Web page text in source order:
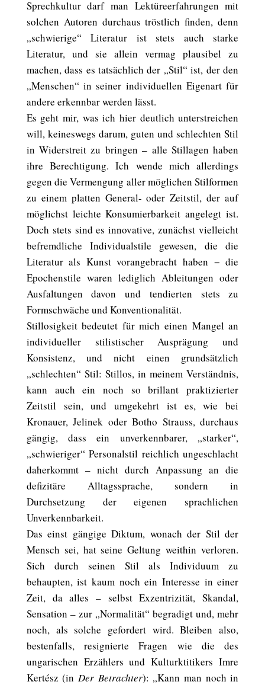
Sprechkultur darf man Lektüreerfahrungen mit
solchen Autoren durchaus tröstlich finden, denn
„schwierige“ Literatur ist stets auch starke
Literatur, und sie allein vermag plausibel zu
machen, dass es tatsächlich der „Stil“ ist, der den
„Menschen“ in seiner individuellen Eigenart für
andere erkennbar werden lässt.
Es geht mir, was ich hier deutlich unterstreichen
will, keineswegs darum, guten und schlechten Stil
in Widerstreit zu bringen – alle Stillagen haben
ihre Berechtigung. Ich wende mich allerdings
gegen die Vermengung aller möglichen Stilformen
zu einem platten General- oder Zeitstil, der auf
möglichst leichte Konsumierbarkeit angelegt ist.
Doch stets sind es innovative, zunächst vielleicht
befremdliche Individualstile gewesen, die die
Literatur als Kunst vorangebracht haben − die
Epochenstile waren lediglich Ableitungen oder
Ausfaltungen davon und tendierten stets zu
Formschwäche und Konventionalität.
Stillosigkeit bedeutet für mich einen Mangel an
individueller stilistischer Ausprägung und
Konsistenz, und nicht einen grundsätzlich
„schlechten“ Stil: Stillos, in meinem Verständnis,
kann auch ein noch so brillant praktizierter
Zeitstil sein, und umgekehrt ist es, wie bei
Kronauer, Jelinek oder Botho Strauss, durchaus
gängig, dass ein unverkennbarer, „starker“,
„schwieriger“ Personalstil reichlich ungeschlacht
daherkommt – nicht durch Anpassung an die
defizitäre Alltagssprache, sondern in
Durchsetzung der eigenen sprachlichen
Unverkennbarkeit.
Das einst gängige Diktum, wonach der Stil der
Mensch sei, hat seine Geltung weithin verloren.
Sich durch seinen Stil als Individuum zu
behaupten, ist kaum noch ein Interesse in einer
Zeit, da alles – selbst Exzentrizität, Skandal,
Sensation – zur „Normalität“ begradigt und, mehr
noch, als solche gefordert wird. Bleiben also,
bestenfalls, resignierte Fragen wie die des
ungarischen Erzählers und Kulturktitikers Imre
Kertész (inDer Betrachter): „Kann man noch in